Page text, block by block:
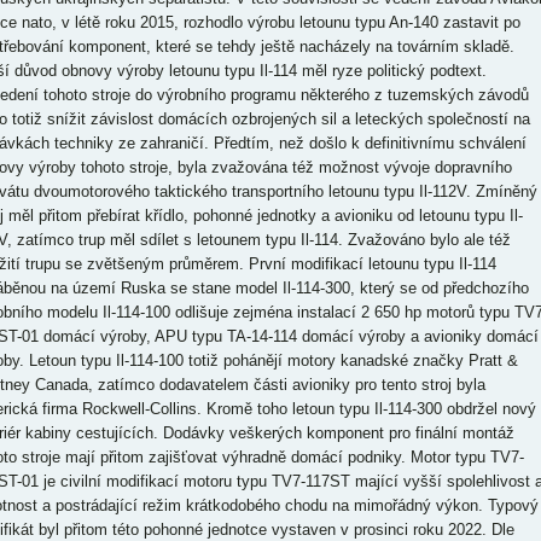
nato, v létě roku 2015, rozhodlo výrobu letounu typu An-140 zastavit po
komponent, které se tehdy ještě nacházely na továrním skladě.
důvod obnovy výroby letounu typu Il-114 měl ryze politický podtext.
tohoto stroje do výrobního programu některého z tuzemských závodů
totiž snížit závislost domácích ozbrojených sil a leteckých společností na
techniky ze zahraničí. Předtím, než došlo k definitivnímu schválení
výroby tohoto stroje, byla zvažována též možnost vývoje dopravního
dvoumotorového taktického transportního letounu typu Il-112V. Zmíněný
měl přitom přebírat křídlo, pohonné jednotky a avioniku od letounu typu Il-
zatímco trup měl sdílet s letounem typu Il-114. Zvažováno bylo ale též
trupu se zvětšeným průměrem. První modifikací letounu typu Il-114
na území Ruska se stane model Il-114-300, který se od předchozího
modelu Il-114-100 odlišuje zejména instalací 2 650 hp motorů typu
01 domácí výroby, APU typu TA-14-114 domácí výroby a avioniky domácí
Letoun typu Il-114-100 totiž pohánějí motory kanadské značky Pratt &
Canada, zatímco dodavatelem části avioniky pro tento stroj byla
firma Rockwell-Collins. Kromě toho letoun typu Il-114-300 obdržel nový
kabiny cestujících. Dodávky veškerých komponent pro finální montáž
stroje mají přitom zajišťovat výhradně domácí podniky. Motor typu TV7-
01 je civilní modifikací motoru typu TV7-117ST mající vyšší spolehlivost
a postrádající režim krátkodobého chodu na mimořádný výkon. Typový
byl přitom této pohonné jednotce vystaven v prosinci roku 2022. Dle